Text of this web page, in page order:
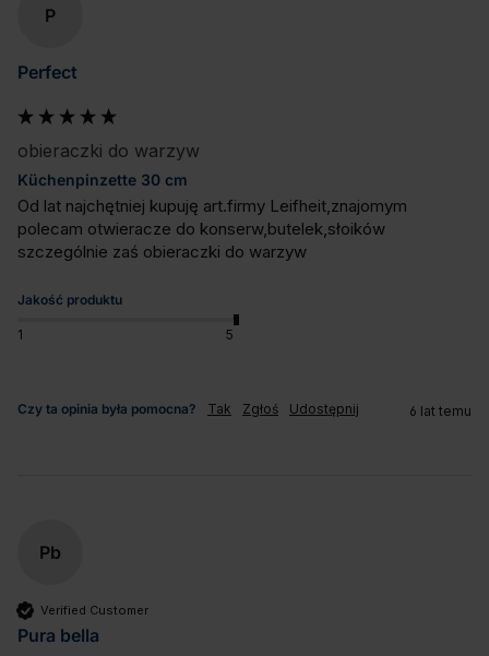
P
Perfect
obieraczki do warzyw
Küchenpinzette 30 cm
Od lat najchętniej kupuję art.firmy Leifheit,znajomym
polecam otwieracze do konserw,butelek,słoików
szczególnie zaś obieraczki do warzyw
Jakość produktu
1 5
Czy ta opinia była pomocna? Tak Zgłoś Udostępnij 6 lat temu
Pb
Verified Customer
Pura bella